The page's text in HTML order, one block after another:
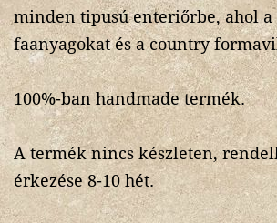
minden tipusú enteriőrbe, ahol a
faanyagokat és a country
100%-ban handmade termék.
A termék nincs készleten,
érkezése 8-10 hét.